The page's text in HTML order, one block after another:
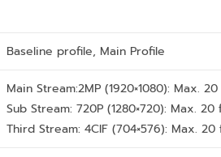
Baseline profile, Main Profile
Main Stream:2MP (1920×1080): Max.
Sub Stream: 720P (1280×720): Max. 20
Third Stream: 4CIF (704×576): Max. 20